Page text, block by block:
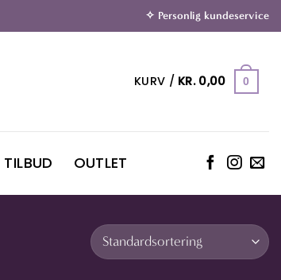
✧ Personlig kundeservice
KURV / KR.0,00 0
TILBUD OUTLET